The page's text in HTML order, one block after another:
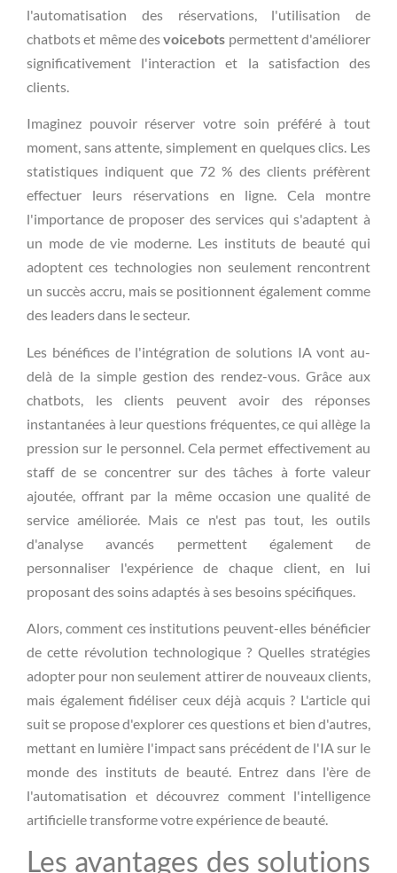
l'automatisation des réservations, l'utilisation de
chatbots et même desvoicebots permettent d'améliorer
significativement l'interaction et la satisfaction des
clients.
Imaginez pouvoir réserver votre soin préféré à tout
moment, sans attente, simplement en quelques clics. Les
statistiques indiquent que 72 % des clients préfèrent
effectuer leurs réservations en ligne. Cela montre
l'importance de proposer des services qui s'adaptent à
un mode de vie moderne. Les instituts de beauté qui
adoptent ces technologies non seulement rencontrent
un succès accru, mais se positionnent également comme
des leaders dans le secteur.
Les bénéfices de l'intégration de solutions IA vont au-
delà de la simple gestion des rendez-vous. Grâce aux
chatbots, les clients peuvent avoir des réponses
instantanées à leur questions fréquentes, ce qui allège la
pression sur le personnel. Cela permet effectivement au
staff de se concentrer sur des tâches à forte valeur
ajoutée, offrant par la même occasion une qualité de
service améliorée. Mais ce n'est pas tout, les outils
d'analyse avancés permettent également de
personnaliser l'expérience de chaque client, en lui
proposant des soins adaptés à ses besoins spécifiques.
Alors, comment ces institutions peuvent-elles bénéficier
de cette révolution technologique ? Quelles stratégies
adopter pour non seulement attirer de nouveaux clients,
mais également fidéliser ceux déjà acquis ? L'article qui
suit se propose d'explorer ces questions et bien d'autres,
mettant en lumière l'impact sans précédent de l'IA sur le
monde des instituts de beauté. Entrez dans l'ère de
l'automatisation et découvrez comment l'intelligence
artificielle transforme votre expérience de beauté.
Les avantages des solutions